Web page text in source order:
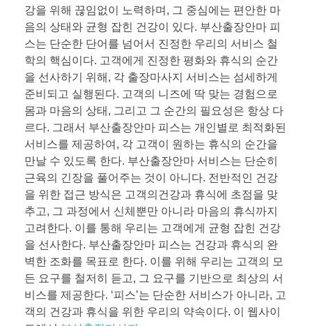
강을 위해 끊임없이 노력하며, 그 중심에는 편안한 마
음의 상태와 균형 잡힌 건강이 있다. 부산출장안마 피
스는 단순한 단어를 넘어서 진정한 우리의 서비스 철
학의 핵심이다. 고객에게 진정한 평화와 휴식의 순간
을 선사하기 위해, 각 출장마사지 서비스는 섬세하게
준비되고 실행된다. 고객의 니즈에 딱 맞는 경험으로
몸과 마음의 상태, 그리고 그 순간의 필요성은 항상 다
르다. 그래서 부산출장안마 피스는 개인별로 최적화된
서비스를 제공하여, 각 고객이 원하는 휴식의 순간을
만날 수 있도록 한다. 부산출장안마 서비스는 단순히
근육의 긴장을 풀어주는 것이 아니다. 전반적인 건강
을 위한 접근 방식은 고객의건강과 휴식에 초점을 맞
추고, 그 과정에서 신체뿐만 아니라 마음의 휴식까지
고려한다. 이를 통해 우리는 고객에게 균형 잡힌 건강
을 선사한다. 부산출장안마 피스는 건강과 휴식의 완
벽한 조화를 목표로 한다. 이를 위해 우리는 고객의 모
든 요구를 철저히 듣고, 그 요구를 기반으로 최상의 서
비스를 제공한다. ‘피스’는 단순한 서비스가 아니라, 고
객의 건강과 휴식을 위한 우리의 약속이다. 이 웹사이